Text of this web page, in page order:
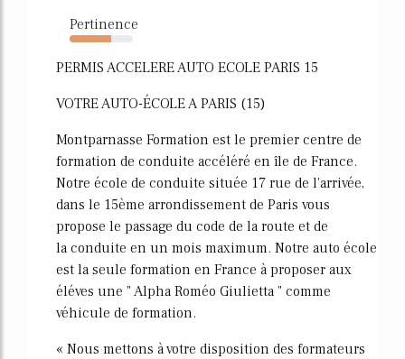
Pertinence
65%
PERMIS ACCELERE AUTO ECOLE PARIS 15
VOTRE AUTO-ÉCOLE A PARIS (15)
Montparnasse Formation est le premier centre de
formation de conduite accéléré en île de France.
Notre école de conduite située 17 rue de l'arrivée,
dans le 15ème arrondissement de Paris vous
propose le passage du code de la route et de
la conduite en un mois maximum. Notre auto école
est la seule formation en France à proposer aux
éléves une " Alpha Roméo Giulietta " comme
véhicule de formation.
« Nous mettons à votre disposition des formateurs